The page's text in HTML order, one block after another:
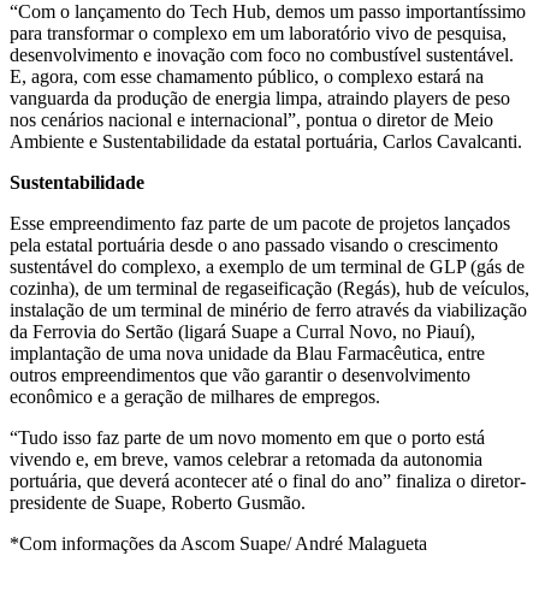
“Com o lançamento do Tech Hub, demos um passo importantíssimo
para transformar o complexo em um laboratório vivo de pesquisa,
desenvolvimento e inovação com foco no combustível sustentável.
E, agora, com esse chamamento público, o complexo estará na
vanguarda da produção de energia limpa, atraindo players de peso
nos cenários nacional e internacional”, pontua o diretor de Meio
Ambiente e Sustentabilidade da estatal portuária, Carlos Cavalcanti.
Sustentabilidade
Esse empreendimento faz parte de um pacote de projetos lançados
pela estatal portuária desde o ano passado visando o crescimento
sustentável do complexo, a exemplo de um terminal de GLP (gás de
cozinha), de um terminal de regaseificação (Regás), hub de veículos,
instalação de um terminal de minério de ferro através da viabilização
da Ferrovia do Sertão (ligará Suape a Curral Novo, no Piauí),
implantação de uma nova unidade da Blau Farmacêutica, entre
outros empreendimentos que vão garantir o desenvolvimento
econômico e a geração de milhares de empregos.
“Tudo isso faz parte de um novo momento em que o porto está
vivendo e, em breve, vamos celebrar a retomada da autonomia
portuária, que deverá acontecer até o final do ano” finaliza o diretor-
presidente de Suape, Roberto Gusmão.
*Com informações da Ascom Suape/ André Malagueta